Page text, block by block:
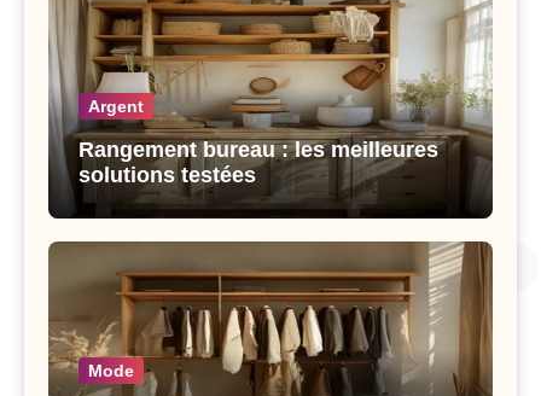
Argent
Rangement bureau : les meilleures
solutions testées
Mode